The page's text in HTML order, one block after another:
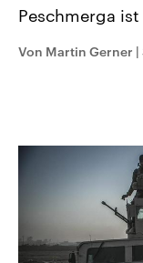
und Hintergründe
Wahl.
Sendungen
Peschmerga
Von Martin Gerner |